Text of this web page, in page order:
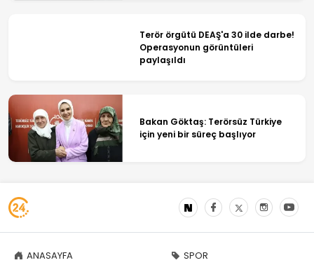
Terör örgütü DEAŞ'a 30 ilde darbe!
Operasyonun görüntüleri
paylaşıldı
Bakan Göktaş: Terörsüz Türkiye
için yeni bir süreç başlıyor
ANASAYFA
SPOR